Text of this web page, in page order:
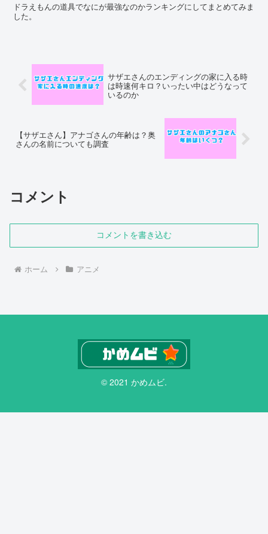
ドラえもんの道具でなにが最強なのかランキングにしてまとめてみま
した。
サザエさんのエンディングの家に入る時
は時速何キロ？いったい中はどうなって
いるのか
【サザエさん】アナゴさんの年齢は？奥
さんの名前についても調査
コメント
コメントを書き込む
ホーム アニメ
© 2021 かめムビ.